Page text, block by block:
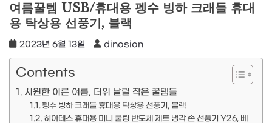
여름꿀템 USB/휴대용 펭수 빙하 크래들 휴대
용 탁상용 선풍기, 블랙
2023년 6월 13일 dinosion
Contents
시원한 이른 여름, 더위 날릴 작은 꿀템들
펭수 빙하 크래들 휴대용 탁상용 선풍기, 블랙
히아데스 휴대용 미니 쿨링 반도체 제트 냉각 손 선풍기 Y26, 베